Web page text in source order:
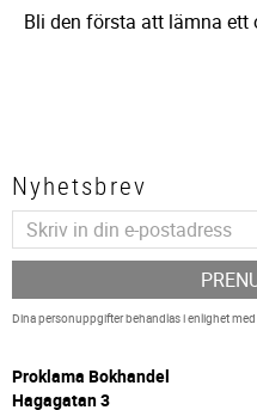
Bli den första att lämna ett
Nyhetsbrev
Dina personuppgifter behandlas i enlighet
Proklama Bokhandel
Hagagatan 3